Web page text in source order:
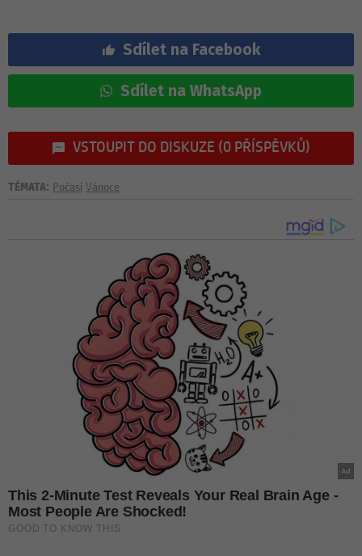
Sdílet na Facebook
Sdílet na WhatsApp
VSTOUPIT DO DISKUZE (0 PŘÍSPĚVKŮ)
TÉMATA: Počasí Vánoce